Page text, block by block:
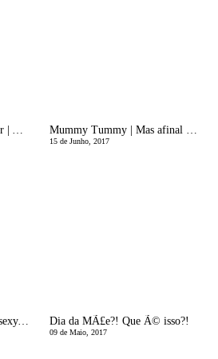
EspaÃ§o SaÃºde da Mulher | Atleta tambÃ©m perde gotinhas! Mummy Tummy | Mas afinal o que Ã© a diÃ¡stase (DRA)?
15 de Junho, 2017
Hemorroidas?! NÃ£o Ã© sexy, mas podem acontecer atÃ© Ã mais lady! Dia da MÃ£e?! Que Ã© isso?!
09 de Maio, 2017